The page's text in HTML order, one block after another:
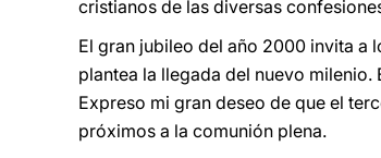
cristianos de las diversas
El gran jubileo del año 2000 invita a
plantea la llegada del nuevo
Expreso mi gran deseo de que el
próximos a la comunión plena.